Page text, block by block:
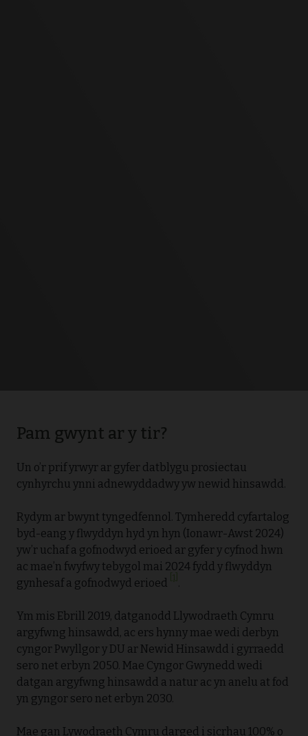
Pam gwynt ar y tir?
Un o’r prif yrwyr ar gyfer datblygu prosiectau
cynhyrchu ynni adnewyddadwy yw newid hinsawdd.
Rydym ar bwynt tyngedfennol. Tymheredd cyfartalog
byd-eang y flwyddyn hyd yn hyn (Ionawr-Awst 2024)
yw’r uchaf a gofnodwyd erioed ar gyfer y cyfnod hwn
ac mae’n fwyfwy tebygol mai 2024 fydd y flwyddyn
gynhesaf a gofnodwyd erioed
[1]
Ym mis Ebrill 2019, datganodd Llywodraeth Cymru
argyfwng hinsawdd, ac ers hynny mae wedi derbyn
cyngor Pwyllgor y DU ar Newid Hinsawdd i gyrraedd
sero net erbyn 2050. Mae Cyngor Gwynedd wedi
datgan argyfwng hinsawdd a natur ac yn anelu at fod
yn gyngor sero net erbyn 2030.
Mae gan Lywodraeth Cymru darged i sicrhau 100% o